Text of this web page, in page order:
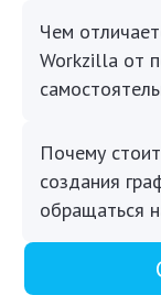
Чем
Workzilla от
Почему
создания
обращаться